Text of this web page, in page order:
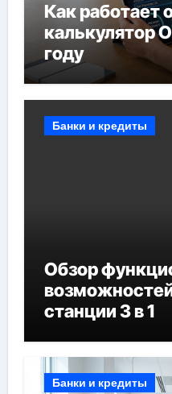
Как работает
калькулятор
году
Банки и кредиты
Обзор
станции 3 в 1
Банки и кредиты